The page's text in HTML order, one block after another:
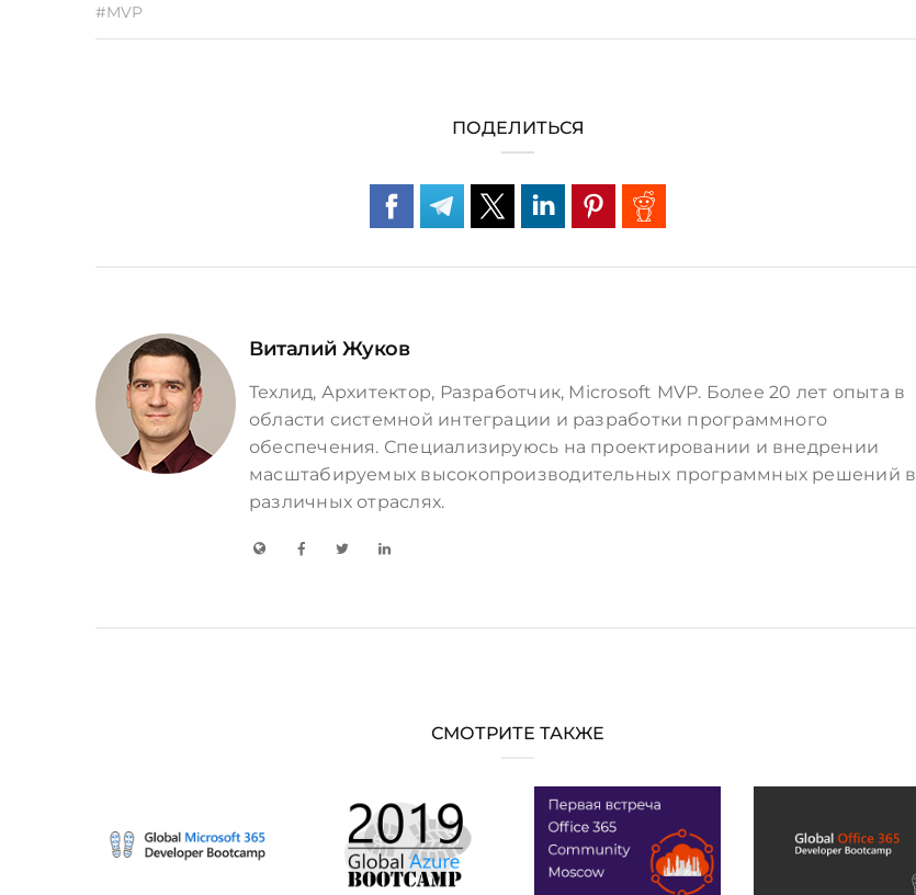
#MVP
ПОДЕЛИТЬСЯ
Виталий Жуков
Техлид, Архитектор, Разработчик, Microsoft MVP. Более 20 лет опыта в
области системной интеграции и разработки программного
обеспечения. Специализируюсь на проектировании и внедрении
масштабируемых высокопроизводительных программных решений в
различных отраслях.
СМОТРИТЕ ТАКЖЕ